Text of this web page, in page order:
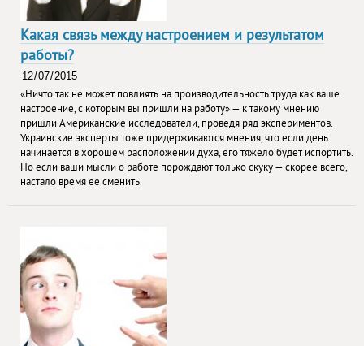
Какая связь между настроением и результатом
работы?
«Ничто так не может повлиять на производительность труда как ваше
настроение, с которым вы пришли на работу» — к такому мнению
пришли Американские исследователи, проведя ряд экспериментов.
Украинские эксперты тоже придерживаются мнения, что если день
начинается в хорошем расположении духа, его тяжело будет испортить.
Но если ваши мысли о работе порождают только скуку — скорее всего,
настало время ее сменить.